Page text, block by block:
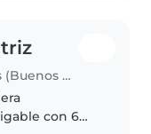
Niñera en Caseros (Buenos Aires)
con 6